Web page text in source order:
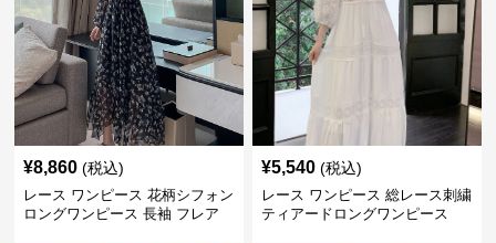
¥8,860 (税込)
レース ワンピース 花柄シフォン
ロングワンピース 長袖 フレア
¥5,540 (税込)
レース ワンピース 総レース刺繍
ティアードロングワンピース